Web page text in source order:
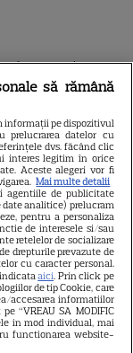
va juca
Statham într-
detaliile
A murit
din
avea numai
să rămână
informații pe dispozitivul
prelucrarea datelor cu
dvs. făcând clic
interes legitim în orice
Aceste alegeri vor fi
Mai multe detalii
agentiile de publicitate
analitice) prelucram
pentru a personaliza
de interesele si/sau
retelelor de socializare
drepturile prevazute de
cu caracter personal.
aici. Prin click pe
de tip Cookie, care
accesarea informatiilor
“VREAU SA MODIFIC
in mod individual, mai
functionarea website-